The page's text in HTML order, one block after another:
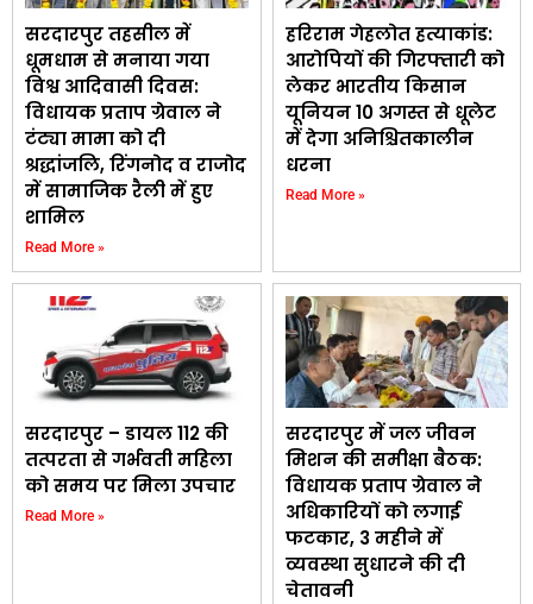
सरदारपुर तहसील में
धूमधाम से मनाया गया
विश्व आदिवासी दिवस:
विधायक प्रताप ग्रेवाल ने
टंट्या मामा को दी
श्रद्धांजलि, रिंगनोद व राजोद
में सामाजिक रैली में हुए
शामिल
Read More »
हरिराम गेहलोत हत्याकांड:
आरोपियों की गिरफ्तारी को
लेकर भारतीय किसान
यूनियन 10 अगस्त से धूलेट
में देगा अनिश्चितकालीन
धरना
Read More »
सरदारपुर – डायल 112 की
तत्परता से गर्भवती महिला
को समय पर मिला उपचार
Read More »
सरदारपुर में जल जीवन
मिशन की समीक्षा बैठक:
विधायक प्रताप ग्रेवाल ने
अधिकारियों को लगाई
फटकार, 3 महीने में
व्यवस्था सुधारने की दी
चेतावनी